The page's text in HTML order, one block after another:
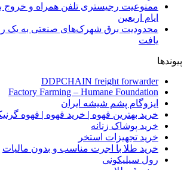
ممنوعیت رجیستری تلفن همراه و خروج
ایام اربعین
محدودیت برق شهرک‌های صنعتی به یک
یافت
پیوندها
DDPCHAIN freight forwarder
Factory Farming – Humane Foundation
ایزوگام پشم شیشه ایران
خرید بهترین قهوه | خرید قهوه | قهوه
خرید پوشاک زنانه
خرید تجهیزات استخر
خرید طلا با اجرت مناسب و بدون مالیات
رول سیلیکونی